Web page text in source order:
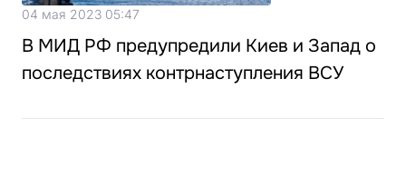
04 мая 2023 05:47
В МИД РФ предупредили Киев и Запад о
последствиях контрнаступления ВСУ